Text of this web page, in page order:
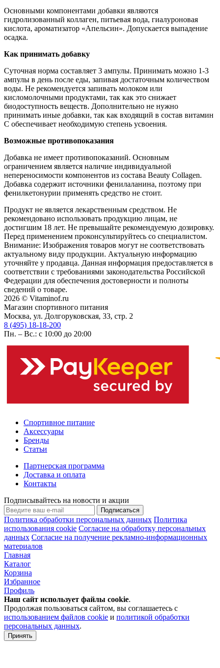
Основными компонентами добавки являются
гидролизованный коллаген, питьевая вода, гиалуроновая
кислота, ароматизатор «Апельсин». Допускается выпадение
осадка.
Как принимать добавку
Суточная норма составляет 3 ампулы. Принимать можно 1-3
ампулы в день после еды, запивая достаточным количеством
воды. Не рекомендуется запивать молоком или
кисломолочными продуктами, так как это снижает
биодоступность веществ. Дополнительно не нужно
принимать иные добавки, так как входящий в состав витамин
С обеспечивает необходимую степень усвоения.
Возможные противопоказания
Добавка не имеет противопоказаний. Основным
ограничением является наличие индивидуальной
непереносимости компонентов из состава Beauty Collagen.
Добавка содержит источники фенилаланина, поэтому при
фенилкетонурии применять средство не стоит.
Продукт не является лекарственным средством. Не
рекомендовано использовать продукцию лицам, не
достигшим 18 лет. Не превышайте рекомендуемую дозировку.
Перед применением проконсультируйтесь со специалистом.
Внимание: Изображения товаров могут не соответствовать
актуальному виду продукции. Актуальную информацию
уточняйте у продавца. Данная информация предоставляется в
соответствии с требованиями законодательства Российской
Федерации для обеспечения достоверности и полноты
сведений о товаре.
2026 © Vitaminof.ru
Магазин спортивного питания
Москва, ул. Долгоруковская, 33, стр. 2
8 (495) 18-18-200
Пн. – Вс.: с 10:00 до 20:00
Спортивное питание
Аксессуары
Бренды
Статьи
Партнерская программа
Доставка и оплата
Контакты
Подписывайтесь на новости и акции
Подписаться
Политика обработки персональных данных Политика
использования cookie Согласие на обработку персональных
данных Согласие на получение рекламно-информационных
материалов
Главная
Каталог
Корзина
Избранное
Профиль
Наш сайт использует файлы cookie.
Продолжая пользоваться сайтом, вы соглашаетесь с
использованием файлов cookie и политикой обработки
персональных данных.
Принять